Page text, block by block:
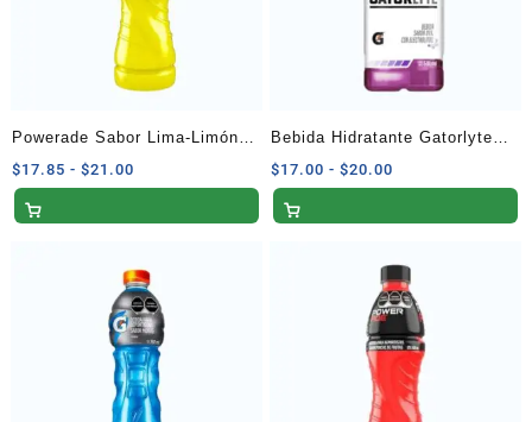
Powerade Sabor Lima-Limón
500 ml
$17.85 - $21.00
de
$17.85
hasta
$21.00
Bebida Hidratante Gatorlyte
Sabor Uva 591 ml
$17.00 - $20.00
de
$17.00
hasta
$20.00